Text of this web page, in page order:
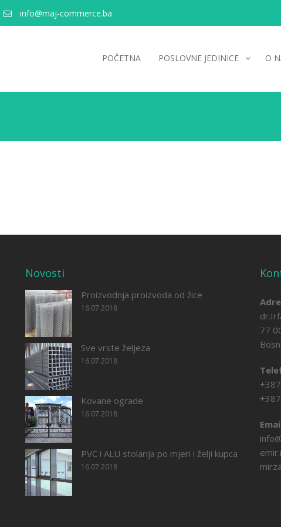
info@maj-commerce.ba
POČETNA POSLOVNE JEDINICE O
Novosti
Proizvodnja proizvoda od žice
16.07.2018
Sve vrste željeza
16.07.2018
Kovane ograde
16.07.2018
PVC i ALU stolarija po mjeri i želji kupca
16.07.2018
77